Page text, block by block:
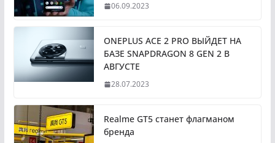
06.09.2023
ONEPLUS ACE 2 PRO ВЫЙДЕТ НА
БАЗЕ SNAPDRAGON 8 GEN 2 В
АВГУСТЕ
28.07.2023
Realme GT5 станет флагманом
бренда